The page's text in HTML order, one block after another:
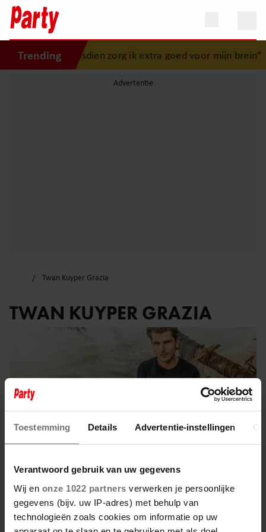
Toestemming Details Advertentie-instellingen
Verantwoord gebruik van uw gegevens
Wij en onze 1022 partners verwerken je persoonlijke
gegevens (bijv. uw IP-adres) met behulp van
technologieën zoals cookies om informatie op uw
Trending
ongeluk: “Sindsdien zorg ik extra goed voor mijn brein”
Twan Kuyper Grazia
TWAN KUYPER GRAZIA
7 september 2025